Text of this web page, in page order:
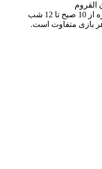
القروم
12 شب
بازی متفاوت است.